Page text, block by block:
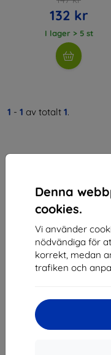
Denna
cookies.
Vi använder
nödvändiga för
korrekt, medan
trafiken och
132 kr
I lager > 5 st
1 - 1 av totalt 1.
Shield-SK s.r.o.
Organisationsnummer:
Kontakt